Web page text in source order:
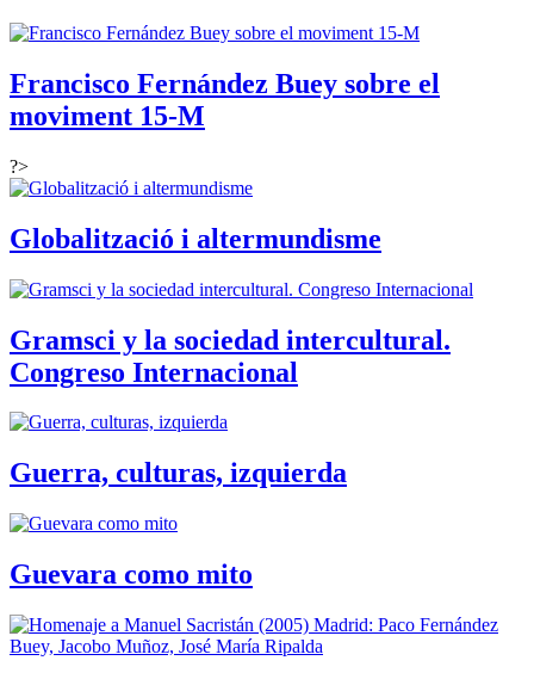
Francisco Fernández Buey sobre el
moviment 15-M
?>
Globalització i altermundisme
Gramsci y la sociedad intercultural.
Congreso Internacional
Guerra, culturas, izquierda
Guevara como mito